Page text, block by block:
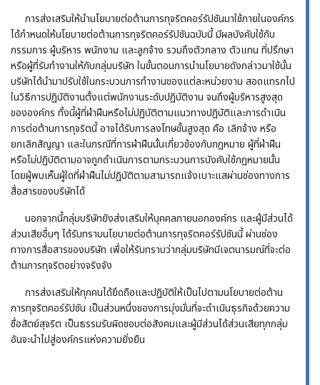
การส่งเสริมให้นำนโยบายต่อต้านการทุจริตคอร์รัปชันมาใช้ภายในองค์กร
ได้กำหนดให้นโยบายต่อต้านการทุจริตคอร์รัปชันฉบับนี้ มีผลบังคับใช้กับ
กรรมการ ผู้บริหาร พนักงาน และลูกจ้าง รวมถึงตัวกลาง ตัวแทน ที่ปรึกษา
หรือผู้ที่รับทำงานให้กับกลุ่มบริษัท ในขั้นตอนการนำนโยบายดังกล่าวมาใช้นั้น
บริษัทได้นำมาปรับใช้ในกระบวนการทำงานของแต่ละหน่วยงาน สอดแทรกไป
ในวิธีการปฏิบัติงานตั้งแต่พนักงานระดับปฏิบัติงาน จนถึงผู้บริหารสูงสุด
ขององค์กร ทั้งนี้ผู้ที่ฝ่าฝืนหรือไม่ปฏิบัติตามแนวทางปฏิบัติและการดำเนิน
การต่อต้านการทุจริตนี้ อาจได้รับการลงโทษขั้นสูงสุด คือ เลิกจ้าง หรือ
ยกเลิกสัญญา และในกรณีที่การฝ่าฝืนนั้นเกี่ยวข้องกับกฎหมาย ผู้ที่ฝ่าฝืน
หรือไม่ปฏิบัติตามอาจถูกดำเนินการตามกระบวนการบังคับใช้กฎหมายนั้น
โดยผู้พบเห็นผู้ใดที่ฝ่าฝืนไม่ปฏิบัติตามสามารถแจ้งเบาะแสผ่านช่องทางการ
สื่อสารของบริษัทได้
นอกจากนี้กลุ่มบริษัทยังส่งเสริมให้บุคคลภายนอกองค์กร และผู้มีส่วนได้
ส่วนเสียอื่นๆ ได้รับทราบนโยบายต่อต้านการทุจริตคอร์รัปชันนี้ ผ่านช่อง
ทางการสื่อสารของบริษัท เพื่อให้รับทราบว่ากลุ่มบริษัทมีเจตนารมณ์ที่จะต่อ
ต้านการทุจริตอย่างจริงจัง
การส่งเสริมให้ทุกคนได้ยึดถือและปฏิบัติให้เป็นไปตามนโยบายต่อต้าน
การทุจริตคอร์รัปชัน เป็นส่วนหนึ่งของการมุ่งมั่นที่จะดำเนินธุรกิจด้วยความ
ซื่อสัตย์สุจริต เป็นธรรมรับผิดชอบต่อสังคมและผู้มีส่วนได้ส่วนเสียทุกกลุ่ม
อันจะนำไปสู่องค์กรแห่งความยั่งยืน